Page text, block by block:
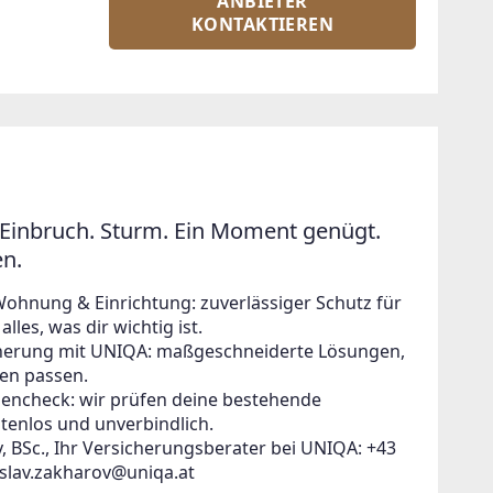
KONTAKTIEREN
Sturm. Ein Moment genügt.
& Einrichtung: zuverlässiger Schutz für
was dir wichtig ist.
mit UNIQA: maßgeschneiderte Lösungen,
passen.
wir prüfen deine bestehende
und unverbindlich.
BSc., Ihr Versicherungsberater bei UNIQA: +43